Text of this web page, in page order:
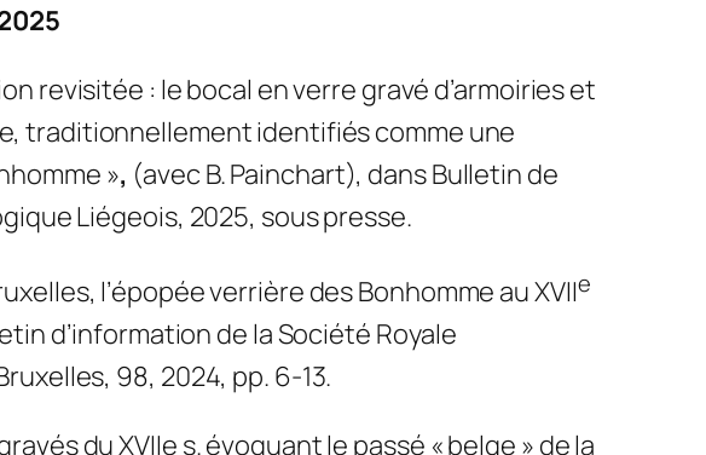
revisitée : le bocal en verre gravé d’armoiries et
traditionnellement identifiés comme une
», (avec B. Painchart), dansBulletin de
Liégeois, 2025, sous presse.
l’épopée verrière des Bonhomme au XVIIe
d’information de la Société Royale
, 98, 2024, pp. 6-13.
du XVIIe s. évoquant le passé « belge » de la